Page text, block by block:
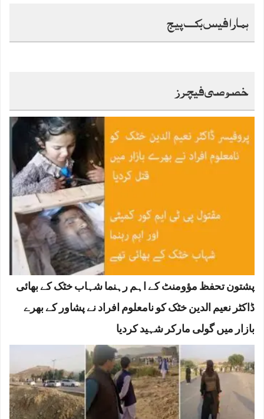
ہمارا فیس بک پیج
خصوصی فیچرز
پشتون تحفظ مؤومنٹ کے اہم رہنما شہاب خٹک کے بھائی
ڈاکٹر نعیم الدین خٹک کو نامعلوم افراد نے پشاور کے بھرے
بازار میں گولی مارکر شہید کردیا